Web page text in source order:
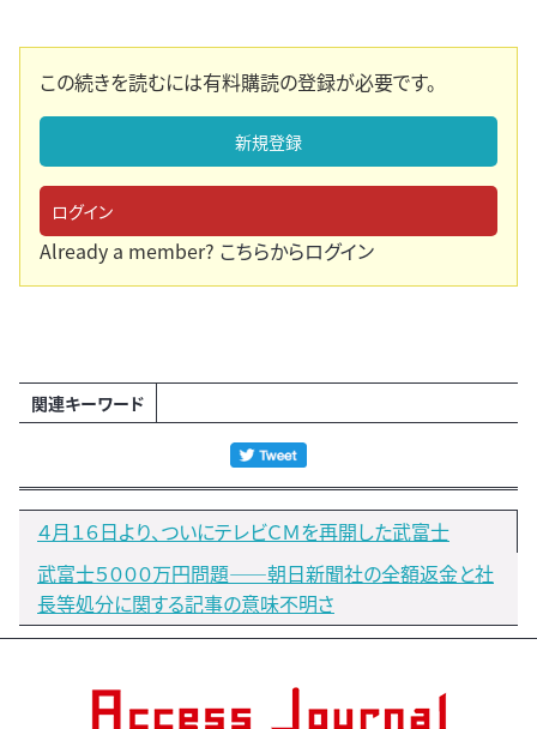
この続きを読むには有料購読の登録が必要です。
新規登録
ログイン
Already a member? こちらからログイン
関連キーワード
４月１６日より、ついにテレビＣＭを再開した武富士
武富士５０００万円問題――朝日新聞社の全額返金と社
長等処分に関する記事の意味不明さ